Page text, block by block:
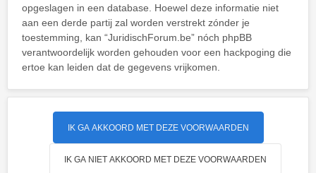
opgeslagen in een database. Hoewel deze informatie niet
aan een derde partij zal worden verstrekt zónder je
toestemming, kan “JuridischForum.be” nóch phpBB
verantwoordelijk worden gehouden voor een hackpoging die
ertoe kan leiden dat de gegevens vrijkomen.